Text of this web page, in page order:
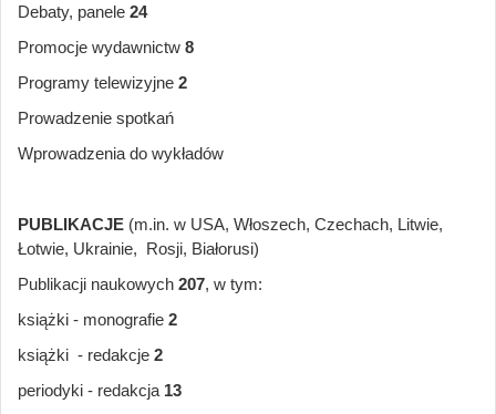
Debaty, panele 24
Promocje wydawnictw 8
Programy telewizyjne 2
Prowadzenie spotkań
Wprowadzenia do wykładów
PUBLIKACJE (m.in. w USA, Włoszech, Czechach, Litwie,
Łotwie, Ukrainie, Rosji, Białorusi)
Publikacji naukowych 207, w tym:
książki - monografie 2
książki - redakcje 2
periodyki - redakcja 13